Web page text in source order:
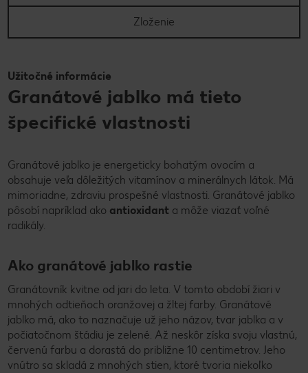
Zloženie
Užitočné informácie
Granátové jablko má tieto
špecifické vlastnosti
Granátové jablko je energeticky bohatým ovocím a
obsahuje veľa dôležitých vitamínov a minerálnych látok. Má
mimoriadne, zdraviu prospešné vlastnosti. Granátové jablko
pôsobí napríklad ako antioxidant a môže viazať voľné
radikály.
Ako granátové jablko rastie
Granátovník kvitne od jari do leta. V tomto období žiari v
mnohých odtieňoch oranžovej a žltej farby. Granátové
jablko má, ako to naznačuje už jeho názov, tvar jablka a v
počiatočnom štádiu je zelené. Až neskôr získa svoju vlastnú,
červenú farbu a dorastá do približne 10 centimetrov. Jeho
vnútro sa skladá z mnohých stien, ktoré tvoria niekoľko